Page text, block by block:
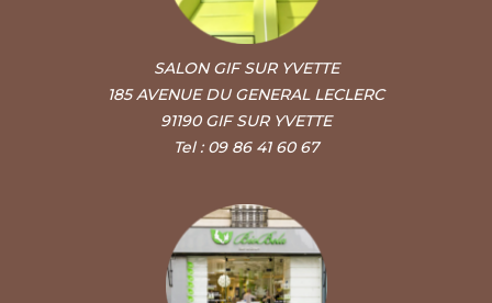
SALON GIF SUR YVETTE
185 AVENUE DU GENERAL LECLERC
91190 GIF SUR YVETTE
Tel : 09 86 41 60 67